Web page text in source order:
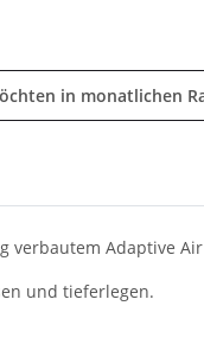
in monatlichen
verbautem Adaptive
und tieferlegen.